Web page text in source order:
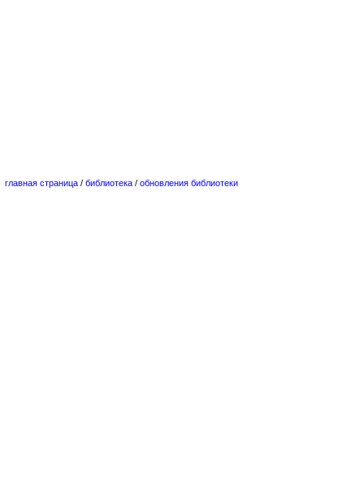
главная страница / библиотека / обновления библиотеки